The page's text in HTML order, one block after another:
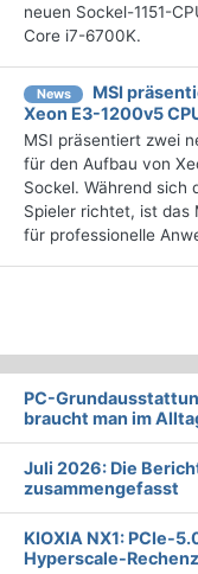
neuen Sockel-1151-
Core i7-6700K.
News
MSI
Xeon E3-1200v5
MSI präsentiert zwei
für den Aufbau von
Sockel. Während sich
Spieler richtet, ist das
für professionelle
PC-
braucht man im
Juli 2026: Die
zusammengefasst
KIOXIA NX1: PCIe-
Hyperscale-